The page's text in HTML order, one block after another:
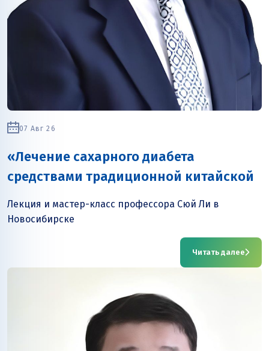
07 Авг 26
«Лечение сахарного диабета
средствами традиционной китайской
медицины»
Лекция и мастер-класс профессора Сюй Ли в
Новосибирске
Читать далее